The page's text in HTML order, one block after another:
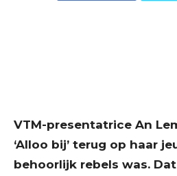
VTM-presentatrice An
‘Alloo bij’ terug op haar
behoorlijk rebels was.